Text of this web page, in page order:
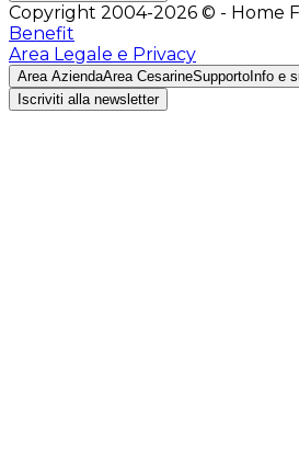
Copyright 2004-2026 © - Home
Benefit
Area Legale e Privacy
Area AziendaArea CesarineSupporto Info e
Iscriviti alla newsletter